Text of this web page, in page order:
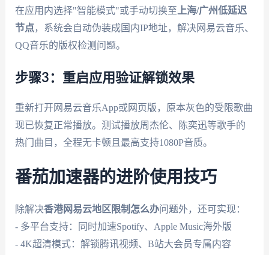
在应用内选择"智能模式"或手动切换至 上海/广州低延迟
节点，系统会自动伪装成国内IP地址，解决网易云音乐、
QQ音乐的版权检测问题。
步骤3：重启应用验证解锁效果
重新打开网易云音乐App或网页版，原本灰色的受限歌曲
现已恢复正常播放。测试播放周杰伦、陈奕迅等歌手的
热门曲目，全程无卡顿且最高支持1080P音质。
番茄加速器的进阶使用技巧
除解决香港网易云地区限制怎么办问题外，还可实现：
- 多平台支持：同时加速Spotify、Apple Music海外版
- 4K超清模式：解锁腾讯视频、B站大会员专属内容